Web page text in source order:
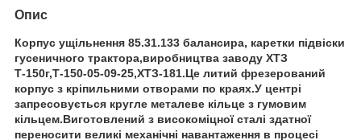
Опис
Корпус ущільнення 85.31.133 балансира, каретки підвіски
гусеничного трактора,виробництва заводу ХТЗ
Т-150г,Т-150-05-09-25,ХТЗ-181.Це литий фрезерований
корпус з кріпильними отворами по краях.У центрі
запресовується кругле металеве кільце з гумовим
кільцем.Виготовлений з високоміцної сталі здатної
переносити великі механічні навантаження в процесі